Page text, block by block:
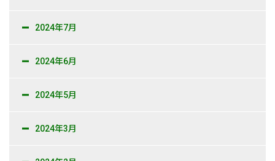
2024年7月
2024年6月
2024年5月
2024年3月